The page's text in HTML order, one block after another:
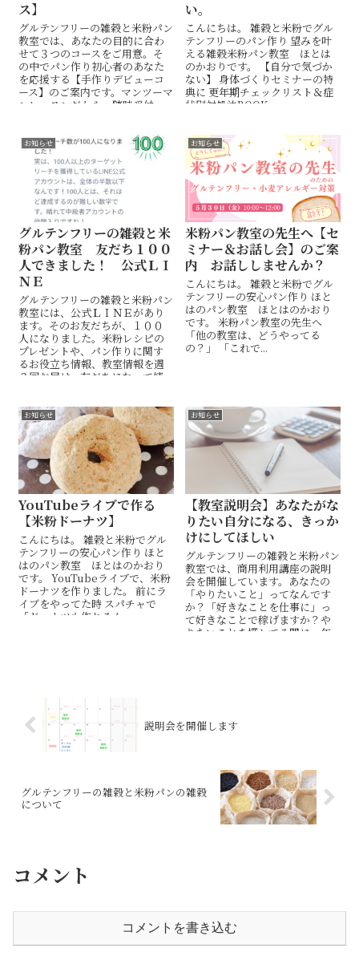
ス】
グルテンフリーの雑穀と米粉パン
教室では、あなたの目的に合わ
せて３つのコースをご用意。そ
の中でパン作り初心者のあなた
を応援する【手作りデビューコ
ース】のご案内です。マンツーマ
ンレッスンだから、随時受付
い。
こんにちは。 雑穀と米粉でグル
テンフリーのパン作り 望みを叶
える雑穀米粉パン教室 ほとは
のかおりです。 【自分で気づか
ない】 身体づくりセミナーの特
典に 更年期チェックリスト＆症
状別対処法BOOK ...
お知らせ
グルテンフリーの雑穀と米
粉パン教室 友だち１００
人できました！ 公式ＬＩ
ＮＥ
グルテンフリーの雑穀と米粉パン
教室には、公式ＬＩＮＥがあり
ます。そのお友だちが、１００
人になりました。米粉レシピの
プレゼントや、パン作りに関す
るお役立ち情報、教室情報を週
２回お届け。友だちになって情
お知らせ
米粉パン教室の先生へ【セ
ミナー＆お話し会】のご案
内 お話ししませんか？
こんにちは。 雑穀と米粉でグル
テンフリーの安心パン作り ほと
はのパン教室 ほとはのかおり
です。 米粉パン教室の先生へ
「他の教室は、どうやってる
の？」 「これで...
お知らせ
YouTubeライブで作る
【米粉ドーナツ】
こんにちは。 雑穀と米粉でグル
テンフリーの安心パン作り ほと
はのパン教室 ほとはのかおり
です。 YouTubeライブで、米粉
ドーナツを作りました。 前にラ
イブをやってた時 スパチャで
「ドーナツも作れるん...
お知らせ
【教室説明会】あなたがな
りたい自分になる、きっか
けにしてほしい
グルテンフリーの雑穀と米粉パン
教室では、商用利用講座の説明
会を開催しています。あなたの
「やりたいこと」ってなんです
か？「好きなことを仕事に」っ
て好きなことで稼げますか？や
りたいことを探してる間に、年
説明会を開催します
グルテンフリーの雑穀と米粉パンの雑穀
について
コメント
コメントを書き込む